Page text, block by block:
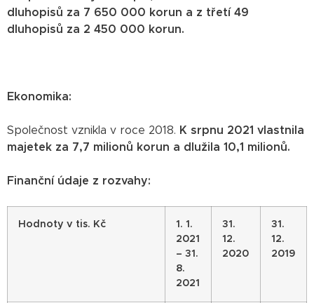
dluhopisů za 7 650 000 korun a z třetí 49
dluhopisů za 2 450 000 korun.
Ekonomika:
Společnost vznikla v roce 2018. K srpnu 2021 vlastnila
majetek za 7,7 milionů korun a dlužila 10,1 milionů.
Finanční údaje z rozvahy:
Hodnoty v tis. Kč
1. 1.
2021
– 31.
8.
2021
31.
12.
2020
31.
12.
2019